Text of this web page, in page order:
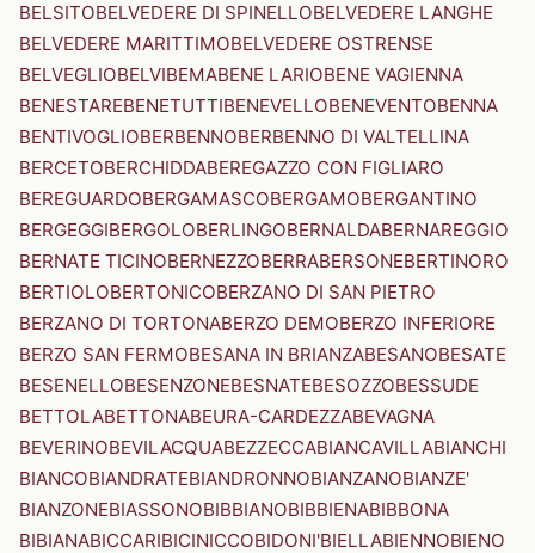
BELSITOBELVEDERE DI SPINELLOBELVEDERE LANGHE
BELVEDERE MARITTIMOBELVEDERE OSTRENSE
BELVEGLIOBELVIBEMABENE LARIOBENE VAGIENNA
BENESTAREBENETUTTIBENEVELLOBENEVENTOBENNA
BENTIVOGLIOBERBENNOBERBENNO DI VALTELLINA
BERCETOBERCHIDDABEREGAZZO CON FIGLIARO
BEREGUARDOBERGAMASCOBERGAMOBERGANTINO
BERGEGGIBERGOLOBERLINGOBERNALDABERNAREGGIO
BERNATE TICINOBERNEZZOBERRABERSONEBERTINORO
BERTIOLOBERTONICOBERZANO DI SAN PIETRO
BERZANO DI TORTONABERZO DEMOBERZO INFERIORE
BERZO SAN FERMOBESANA IN BRIANZABESANOBESATE
BESENELLOBESENZONEBESNATEBESOZZOBESSUDE
BETTOLABETTONABEURA-CARDEZZABEVAGNA
BEVERINOBEVILACQUABEZZECCABIANCAVILLABIANCHI
BIANCOBIANDRATEBIANDRONNOBIANZANOBIANZE'
BIANZONEBIASSONOBIBBIANOBIBBIENABIBBONA
BIBIANABICCARIBICINICCOBIDONI'BIELLABIENNOBIENO